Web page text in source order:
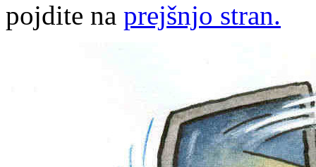
pojdite na prejšnjo stran.